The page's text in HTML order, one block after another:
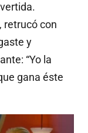
retrucó con
y
“Yo la
gana éste